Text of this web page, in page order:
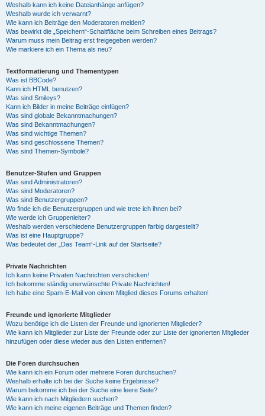
Weshalb kann ich keine Dateianhänge anfügen?
Weshalb wurde ich verwarnt?
Wie kann ich Beiträge den Moderatoren melden?
Was bewirkt die „Speichern“-Schaltfläche beim Schreiben eines Beitrags?
Warum muss mein Beitrag erst freigegeben werden?
Wie markiere ich ein Thema als neu?
Textformatierung und Thementypen
Was ist BBCode?
Kann ich HTML benutzen?
Was sind Smileys?
Kann ich Bilder in meine Beiträge einfügen?
Was sind globale Bekanntmachungen?
Was sind Bekanntmachungen?
Was sind wichtige Themen?
Was sind geschlossene Themen?
Was sind Themen-Symbole?
Benutzer-Stufen und Gruppen
Was sind Administratoren?
Was sind Moderatoren?
Was sind Benutzergruppen?
Wo finde ich die Benutzergruppen und wie trete ich ihnen bei?
Wie werde ich Gruppenleiter?
Weshalb werden verschiedene Benutzergruppen farbig dargestellt?
Was ist eine Hauptgruppe?
Was bedeutet der „Das Team“-Link auf der Startseite?
Private Nachrichten
Ich kann keine Privaten Nachrichten verschicken!
Ich bekomme ständig unerwünschte Private Nachrichten!
Ich habe eine Spam-E-Mail von einem Mitglied dieses Forums erhalten!
Freunde und ignorierte Mitglieder
Wozu benötige ich die Listen der Freunde und ignorierten Mitglieder?
Wie kann ich Mitglieder zur Liste der Freunde oder zur Liste der ignorierten Mitglieder
hinzufügen oder diese wieder aus den Listen entfernen?
Die Foren durchsuchen
Wie kann ich ein Forum oder mehrere Foren durchsuchen?
Weshalb erhalte ich bei der Suche keine Ergebnisse?
Warum bekomme ich bei der Suche eine leere Seite?
Wie kann ich nach Mitgliedern suchen?
Wie kann ich meine eigenen Beiträge und Themen finden?